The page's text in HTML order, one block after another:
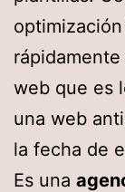
web que es
una web
la fecha de
Es una